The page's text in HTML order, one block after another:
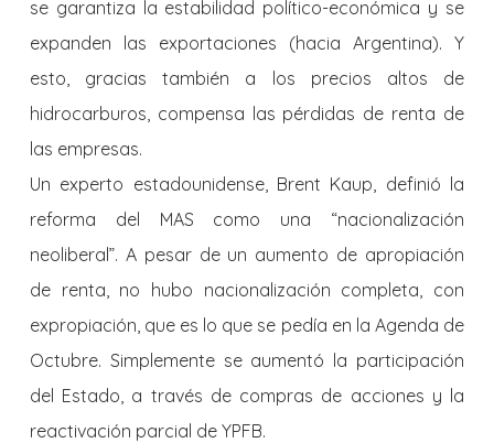
se garantiza la estabilidad político-económica y se
expanden las exportaciones (hacia Argentina). Y
esto, gracias también a los precios altos de
hidrocarburos, compensa las pérdidas de renta de
las empresas.
Un experto estadounidense, Brent Kaup, definió la
reforma del MAS como una “nacionalización
neoliberal”. A pesar de un aumento de apropiación
de renta, no hubo nacionalización completa, con
expropiación, que es lo que se pedía en la Agenda de
Octubre. Simplemente se aumentó la participación
del Estado, a través de compras de acciones y la
reactivación parcial de YPFB.